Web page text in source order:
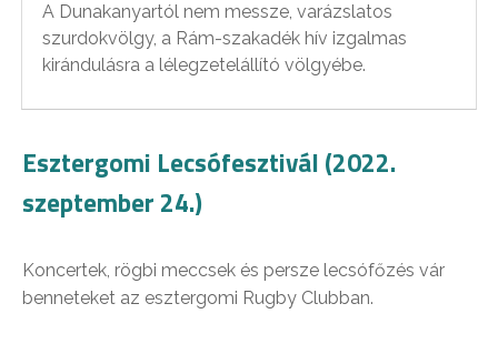
A Dunakanyartól nem messze, varázslatos
szurdokvölgy, a Rám-szakadék hív izgalmas
kirándulásra a lélegzetelállító völgyébe.
Esztergomi Lecsófesztivál (2022.
szeptember 24.)
Koncertek, rögbi meccsek és persze lecsófőzés vár
benneteket az esztergomi Rugby Clubban.